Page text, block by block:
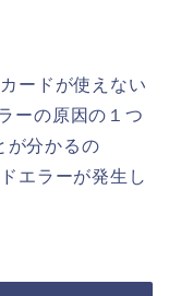
ードが使えない
ーの原因の１つ
が分かるの
エラーが発生し